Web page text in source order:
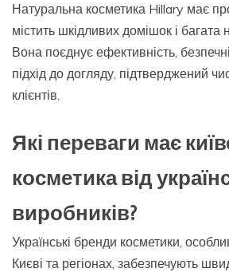
Натуральна косметика Hillary має
містить шкідливих домішок і багата
Вона поєднує ефективність,
підхід до догляду, підтверджений
клієнтів.
Які переваги має
косметика від
виробників?
Українські бренди косметики,
Києві та регіонах, забезпечують